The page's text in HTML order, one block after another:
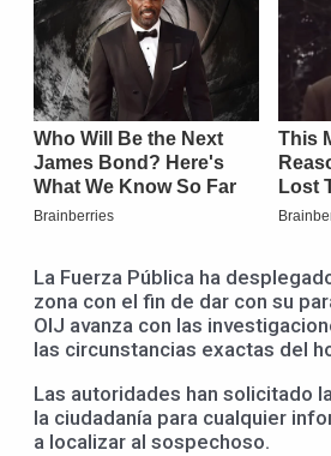
La Fuerza Pública ha
zona con el fin de dar con su
OIJ avanza con las
las circunstancias exactas del
Las autoridades han solicitado
la ciudadanía para cualquier
a localizar al sospechoso.